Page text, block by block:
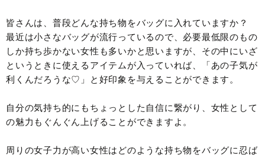
皆さんは、普段どんな持ち物をバッグに入れていますか？
最近は小さなバッグが流行っているので、必要最低限のもの
しか持ち歩かない女性も多いかと思いますが、その中にいざ
というときに使えるアイテムが入っていれば、「あの子気が
利くんだろうな♡」と好印象を与えることができます。
自分の気持ち的にもちょっとした自信に繋がり、女性として
の魅力もぐんぐん上げることができますよ。
周りの女子力が高い女性はどのような持ち物をバッグに忍ば